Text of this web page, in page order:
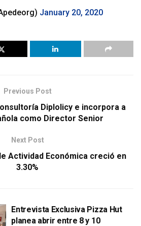
January 20, 2020
Previous Post
Diplolicy e incorpora a
como Director Senior
Next Post
Actividad Económica creció en
3.30%
Entrevista Exclusiva Pizza Hut
planea abrir entre 8 y 10